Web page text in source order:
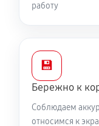
работу
💾
Бережно к
Соблюдаем
относимся к